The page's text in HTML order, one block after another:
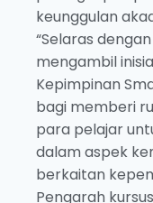
keunggulan
“Selaras
mengambil
Kepimpinan
bagi memberi
para pelajar
dalam aspek
berkaitan
Pengarah